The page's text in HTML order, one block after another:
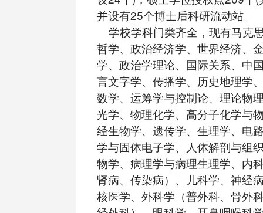
并设有25个博士后科研流动站。
学校学科门类齐全，现有马克
哲学、政治经济学、世界经济、
学、政治学理论、国际关系、中
言文字学、传播学、历史地理学
数学、运筹学与控制论、理论物
光学、物理化学、高分子化学与
经生物学、遗传学、生理学、电
学与固体电子学、人体解剖与组
物学、病理学与病理生理学、内
肾病、传染病）、儿科学、神经
核医学、外科学（普外科、骨外